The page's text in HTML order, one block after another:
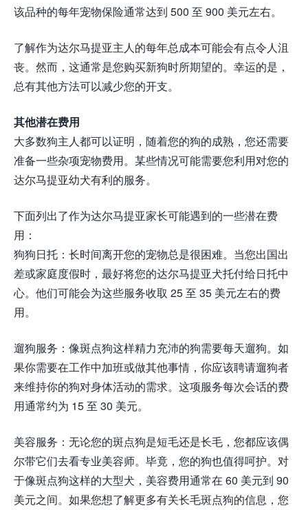
该品种的每年宠物保险通常达到 500 至 900 美元左右。
了解作为达尔马提亚主人的每年总成本可能会有点令人沮
丧。然而，这通常是您购买新狗时所期望的。幸运的是，
总有其他方法可以减少您的开支。
其他潜在费用
大多数狗主人都可以证明，随着您的狗的成熟，您还需要
准备一些杂项宠物费用。某些情况可能需要您利用对您的
达尔马提亚幼犬有利的服务。
下面列出了作为达尔马提亚家长可能遇到的一些潜在费
用：
狗狗日托：长时间离开您的宠物总是很困难。当您出国出
差或家庭度假时，最好将您的达尔马提亚犬托付给日托中
心。他们可能会为这些服务收取 25 至 35 美元左右的费
用。
遛狗服务：像斑点狗这样精力充沛的狗需要每天遛狗。如
果你需要在工作中加班或做其他事情，你应该聘请遛狗者
来维持你的狗对身体活动的需求。这项服务每次会话的费
用通常约为 15 至 30 美元。
美容服务：无论您的斑点狗是短毛还是长毛，您都应该偶
尔带它们去看专业美容师。毕竟，您的狗也值得呵护。对
于像斑点狗这样的大型犬，美容费用通常在 60 美元到 90
美元之间。如果您想了解更多有关长毛斑点狗的信息，您